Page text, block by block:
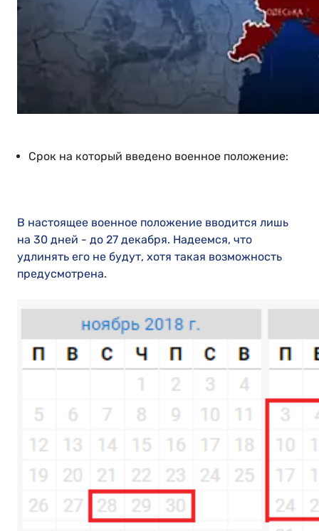
Срок на который введено военное положение:
В настоящее военное положение вводится лишь
на 30 дней - до 27 декабря. Надеемся, что
удлинять его не будут, хотя такая возможность
предусмотрена.